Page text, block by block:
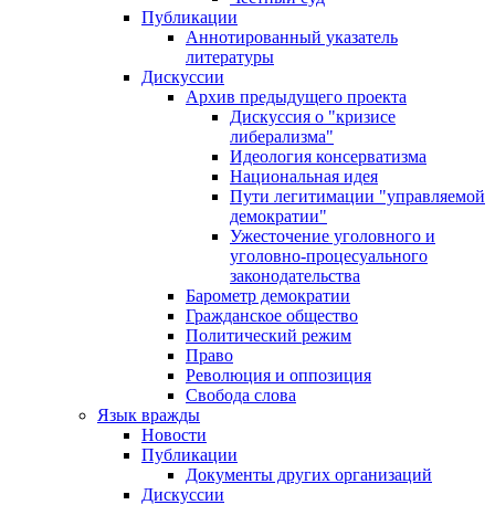
Публикации
Аннотированный указатель
литературы
Дискуссии
Архив предыдущего проекта
Дискуссия о "кризисе
либерализма"
Идеология консерватизма
Национальная идея
Пути легитимации "управляемой
демократии"
Ужесточение уголовного и
уголовно-процесуального
законодательства
Барометр демократии
Гражданское общество
Политический режим
Право
Революция и оппозиция
Свобода слова
Язык вражды
Новости
Публикации
Документы других организаций
Дискуссии